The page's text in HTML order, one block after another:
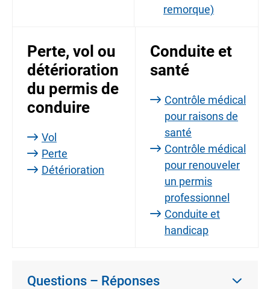
remorque)
Perte, vol ou
détérioration
du permis de
conduire
Vol
Perte
Détérioration
Conduite et
santé
Contrôle médical
pour raisons de
santé
Contrôle médical
pour renouveler
un permis
professionnel
Conduite et
handicap
Questions – Réponses